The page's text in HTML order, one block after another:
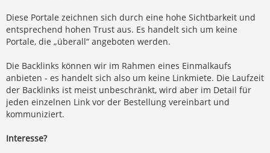
Diese Portale zeichnen sich durch eine hohe Sichtbarkeit und
entsprechend hohen Trust aus. Es handelt sich um keine
Portale, die „überall“ angeboten werden.
Die Backlinks können wir im Rahmen eines Einmalkaufs
anbieten - es handelt sich also um keine Linkmiete. Die Laufzeit
der Backlinks ist meist unbeschränkt, wird aber im Detail für
jeden einzelnen Link vor der Bestellung vereinbart und
kommuniziert.
Interesse?